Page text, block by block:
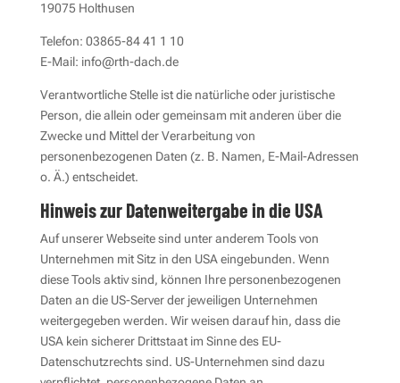
19075 Holthusen
Telefon: 03865-84 41 1 10
E-Mail: info@rth-dach.de
Verantwortliche Stelle ist die natürliche oder juristische
Person, die allein oder gemeinsam mit anderen über die
Zwecke und Mittel der Verarbeitung von
personenbezogenen Daten (z. B. Namen, E-Mail-Adressen
o. Ä.) entscheidet.
Hinweis zur Datenweitergabe in die USA
Auf unserer Webseite sind unter anderem Tools von
Unternehmen mit Sitz in den USA eingebunden. Wenn
diese Tools aktiv sind, können Ihre personenbezogenen
Daten an die US-Server der jeweiligen Unternehmen
weitergegeben werden. Wir weisen darauf hin, dass die
USA kein sicherer Drittstaat im Sinne des EU-
Datenschutzrechts sind. US-Unternehmen sind dazu